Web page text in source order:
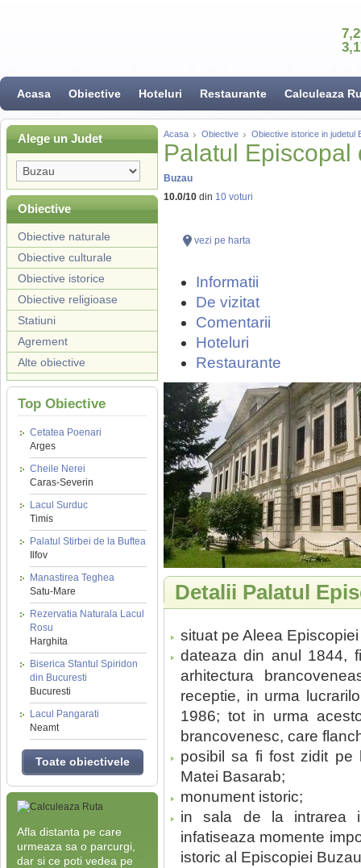
Acasa Obiective Hoteluri Restaurante Calculeaza
Alege un Judet
Obiective
Obiective naturale
Obiective culturale
Obiective istorice
Obiective religioase
Statiuni
Agrement
Alte obiective
Top Obiective
Cetatea Poenari
Arges
Cheile Nerei
Caras-Severin
Lacul Surduc
Timis
Palatul Stirbei de la Buftea
Ilfov
Manastirea Teghea
Satu-Mare
Rezervatia Naturala Lacul
Rosu
Harghita
Biserica Sfantul Spiridon
din Bucuresti
Bucuresti
Lacul Pangarati
Neamt
Toate obiectivele
Afla distanta pe care
urmeaza sa o parcurgi,
dar si ce poti vedea pe
Acasa Obiective Obiective istorice in judetul
Palatul Episcopal
Buzau
10.0/10 din 10 voturi
vezi pe harta
Informatii
De vizitat
Comentarii
Hoteluri
Restaurante
Detalii Palatul
situat pe Aleea
dateaza din anul 1844,
arhitectura
receptie, in urma
1986; tot in urma
brancovenesc, care
posibil sa fi fost zidit pe
Matei Basarab;
monument istoric;
in sala de la intrarea
infatiseaza momente
istoric al Episcopiei